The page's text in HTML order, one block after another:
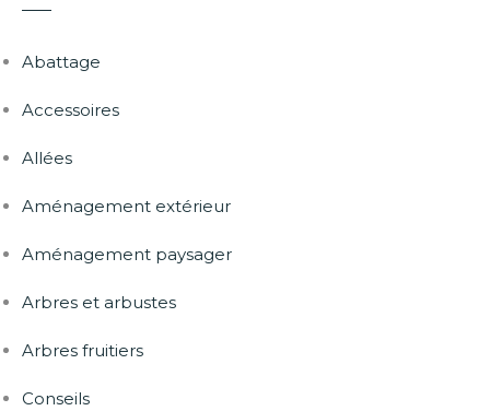
Abattage
Accessoires
Allées
Aménagement extérieur
Aménagement paysager
Arbres et arbustes
Arbres fruitiers
Conseils